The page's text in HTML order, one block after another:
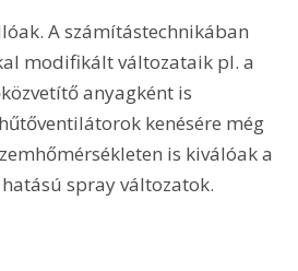
A számítástechnikában
modifikált változataik pl. a
anyagként is
kenésére még
is kiválóak a
spray változatok.